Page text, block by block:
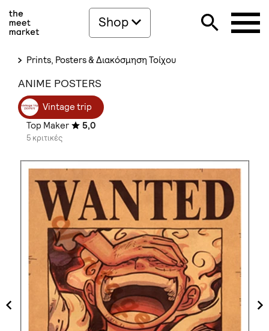
Shop
Prints, Posters & Διακόσμηση Τοίχου
ANIME POSTERS
Vintage trip
Top Maker
5,0
5 κριτικές